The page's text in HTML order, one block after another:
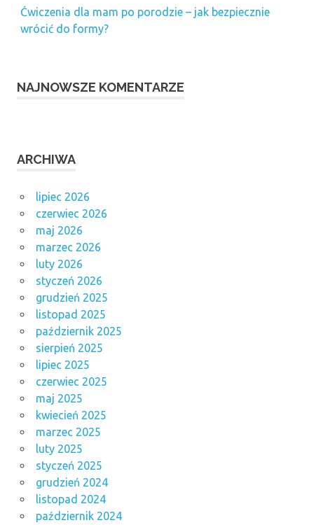
Ćwiczenia dla mam po porodzie – jak bezpiecznie
wrócić do formy?
NAJNOWSZE KOMENTARZE
ARCHIWA
lipiec 2026
czerwiec 2026
maj 2026
marzec 2026
luty 2026
styczeń 2026
grudzień 2025
listopad 2025
październik 2025
sierpień 2025
lipiec 2025
czerwiec 2025
maj 2025
kwiecień 2025
marzec 2025
luty 2025
styczeń 2025
grudzień 2024
listopad 2024
październik 2024